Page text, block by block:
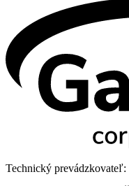
Technický prevádzkovateľ: